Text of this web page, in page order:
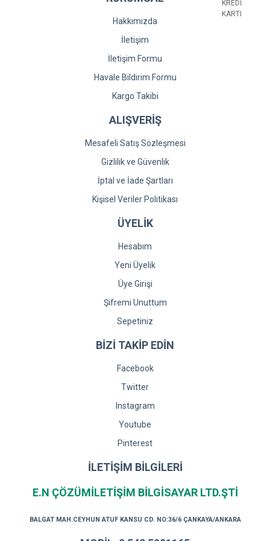
Gönder
Hakkımızda
İletişim
İletişim Formu
Havale Bildirim Formu
Kargo Takibi
ALIŞVERİŞ
Mesafeli Satış Sözleşmesi
Gizlilik ve Güvenlik
İptal ve İade Şartları
Kişisel Veriler Politikası
ÜYELİK
Hesabım
Yeni Üyelik
Üye Girişi
Şifremi Unuttum
Sepetiniz
BİZİ TAKİP EDİN
Facebook
Twitter
Instagram
Youtube
Pinterest
İLETİŞİM BİLGİLERİ
E.N ÇÖZÜMİLETİŞİM BİLGİSAYAR LTD.ŞTİ
BALGAT MAH.CEYHUN ATUF KANSU CD. NO:36/6 ÇANKAYA/ANKARA